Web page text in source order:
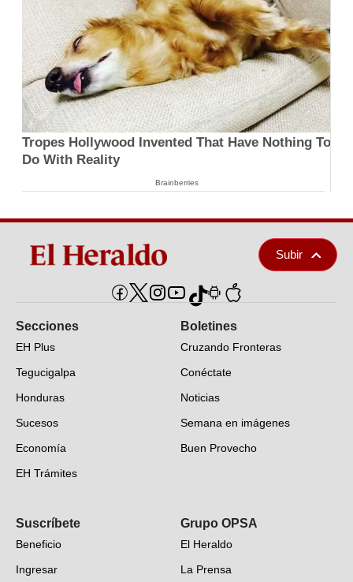
Tropes Hollywood Invented That Have Nothing To
Do With Reality
Brainberries
Subir
Secciones
EH Plus
Tegucigalpa
Honduras
Sucesos
Economía
EH Trámites
EH Verifica
Fotogalerías
Deportes
Boletines
Cruzando Fronteras
Conéctate
Noticias
Semana en imágenes
Buen Provecho
Suscríbete
Beneficio
Ingresar
Grupo OPSA
El Heraldo
La Prensa